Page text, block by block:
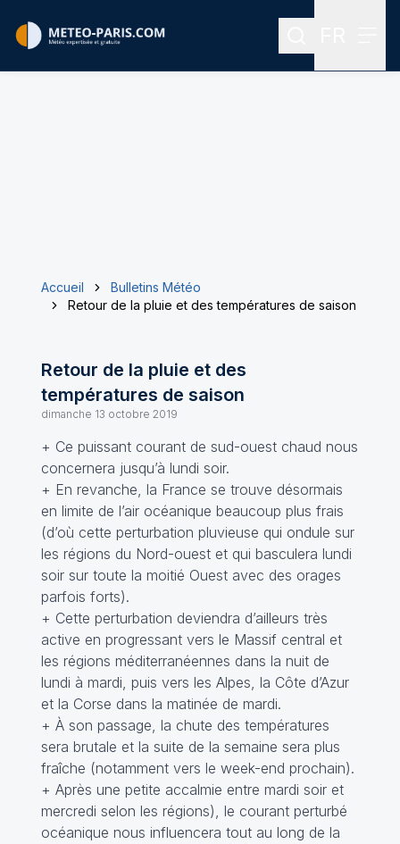
Rechercher
Accueil
Bulletins Météo
Retour de la pluie et des températures de saison
Retour de la pluie et des
températures de saison
dimanche 13 octobre 2019
+ Ce puissant courant de sud-ouest chaud nous
concernera jusqu’à lundi soir.
+ En revanche, la France se trouve désormais
en limite de l’air océanique beaucoup plus frais
(d’où cette perturbation pluvieuse qui ondule sur
les régions du Nord-ouest et qui basculera lundi
soir sur toute la moitié Ouest avec des orages
parfois forts).
+ Cette perturbation deviendra d’ailleurs très
active en progressant vers le Massif central et
les régions méditerranéennes dans la nuit de
lundi à mardi, puis vers les Alpes, la Côte d’Azur
et la Corse dans la matinée de mardi.
+ À son passage, la chute des températures
sera brutale et la suite de la semaine sera plus
fraîche (notamment vers le week-end prochain).
+ Après une petite accalmie entre mardi soir et
mercredi selon les régions), le courant perturbé
océanique nous influencera tout au long de la